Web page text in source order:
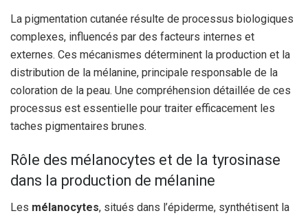
La pigmentation cutanée résulte de processus biologiques
complexes, influencés par des facteurs internes et
externes. Ces mécanismes déterminent la production et la
distribution de la mélanine, principale responsable de la
coloration de la peau. Une compréhension détaillée de ces
processus est essentielle pour traiter efficacement les
taches pigmentaires brunes.
Rôle des mélanocytes et de la tyrosinase
dans la production de mélanine
Les mélanocytes, situés dans l’épiderme, synthétisent la